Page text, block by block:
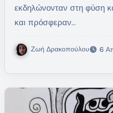
εκδηλώνονταν στη φύση
και πρόσφεραν…
Ζωή Δρακοπούλου 6